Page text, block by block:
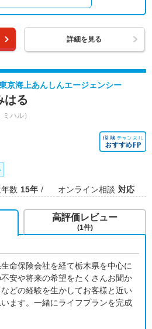
詳細を見る
京海上あんしんエージェンシー
はる
ミハル）
数 15年 オンライン相談 対応
命保険会社を経て栃木県を中心に
安や将来の希望をたくさんお聞か
どの経験を生かしてお客様と近い
ます。一緒にライフプランを完成
高評価レビュー
(1件)